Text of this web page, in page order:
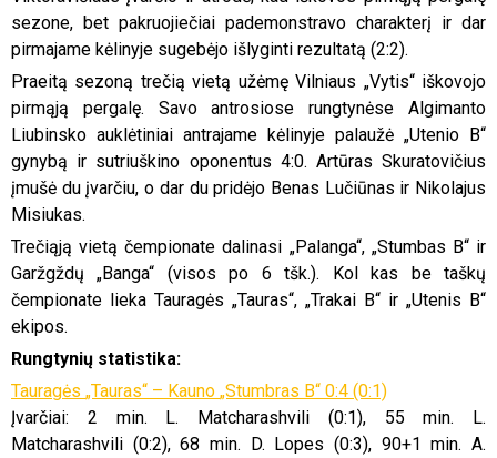
sezone, bet pakruojiečiai pademonstravo charakterį ir dar
pirmajame kėlinyje sugebėjo išlyginti rezultatą (2:2).
Praeitą sezoną trečią vietą užėmę Vilniaus „Vytis“ iškovojo
pirmąją pergalę. Savo antrosiose rungtynėse Algimanto
Liubinsko auklėtiniai antrajame kėlinyje palaužė „Utenio B“
gynybą ir sutriuškino oponentus 4:0. Artūras Skuratovičius
įmušė du įvarčiu, o dar du pridėjo Benas Lučiūnas ir Nikolajus
Misiukas.
Trečiąją vietą čempionate dalinasi „Palanga“, „Stumbas B“ ir
Garžgždų
„Banga“ (visos po 6tšk.). Kol kas be taškų
čempionate lieka Tauragės „Tauras“, „Trakai B“ ir „Utenis B“
ekipos.
Rungtynių statistika:
Tauragės „Tauras“ – Kauno „Stumbras B“ 0:4 (0:1)
Įvarčiai: 2 min. L. Matcharashvili (0:1), 55 min. L.
Matcharashvili (0:2), 68 min. D. Lopes (0:3), 90+1 min. A.